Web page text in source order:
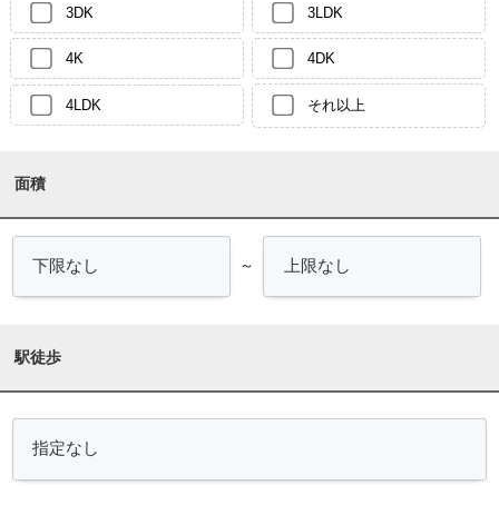
3DK 3LDK
4K 4DK
4LDK それ以上
面積
～
駅徒歩